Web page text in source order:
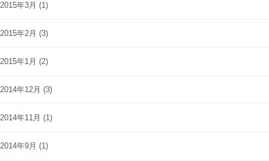
2015年3月 (1)
2015年2月 (3)
2015年1月 (2)
2014年12月 (3)
2014年11月 (1)
2014年9月 (1)